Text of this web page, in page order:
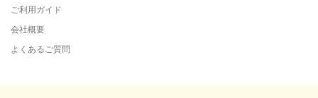
ご利用ガイド
会社概要
よくあるご質問